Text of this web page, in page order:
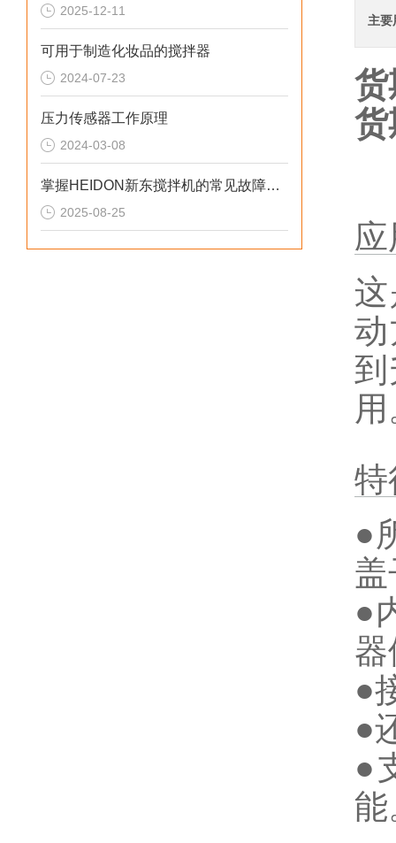
2025-12-11
可用于制造化妆品的搅拌器
2024-07-23
压力传感器工作原理
2024-03-08
掌握HEIDON新东搅拌机的常见故障诊断与解决方法
2025-08-25
主要
货
货
特
●
●
●
●
●
能